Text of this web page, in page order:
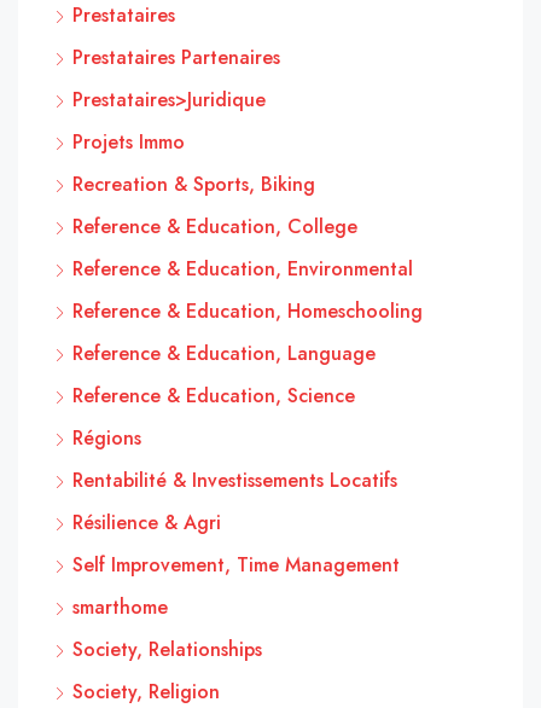
Prestataires
Prestataires Partenaires
Prestataires>Juridique
Projets Immo
Recreation & Sports, Biking
Reference & Education, College
Reference & Education, Environmental
Reference & Education, Homeschooling
Reference & Education, Language
Reference & Education, Science
Régions
Rentabilité & Investissements Locatifs
Résilience & Agri
Self Improvement, Time Management
smarthome
Society, Relationships
Society, Religion